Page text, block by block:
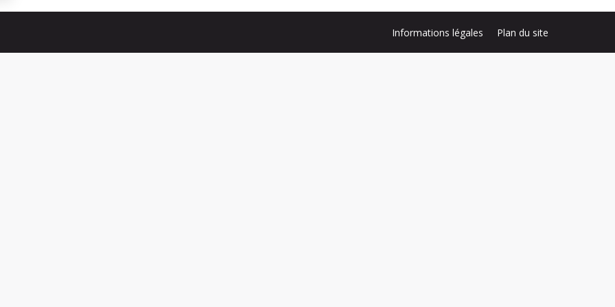
Informations légales Plan du site